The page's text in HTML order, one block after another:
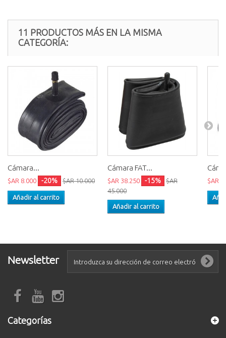
11 PRODUCTOS MÁS EN LA MISMA
CATEGORÍA:
Cámara...
$AR 8.000 -20% $AR 10.000
Añadir al carrito
Cámara FAT...
$AR 38.250 -15%
$AR
45.000
Añadir al carrito
$AR
Newsletter
Categorías